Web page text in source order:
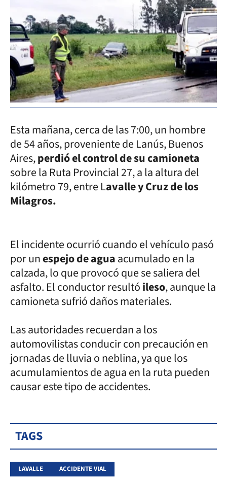
Esta mañana, cerca de las 7:00, un hombre
de 54 años, proveniente de Lanús, Buenos
Aires,perdió el control de su camioneta
sobre la Ruta Provincial 27, a la altura del
kilómetro 79, entre Lavalle y Cruz de los
Milagros.
El incidente ocurrió cuando el vehículo pasó
por unespejo de aguaacumulado en la
calzada, lo que provocó que se saliera del
asfalto. El conductor resultóileso, aunque la
camioneta sufrió daños materiales.
Las autoridades recuerdan a los
automovilistas conducir con precaución en
jornadas de lluvia o neblina, ya que los
acumulamientos de agua en la ruta pueden
causar este tipo de accidentes.
TAGS
LAVALLE ACCIDENTE VIAL